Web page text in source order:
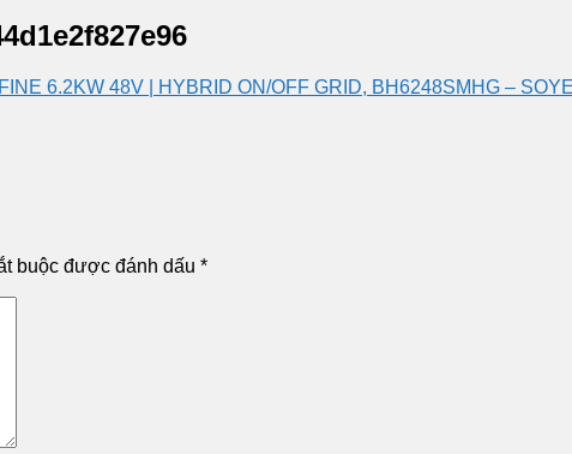
6.2KW 48V | HYBRID ON/OFF GRID, BH6248SMHG –
buộc được đánh dấu *